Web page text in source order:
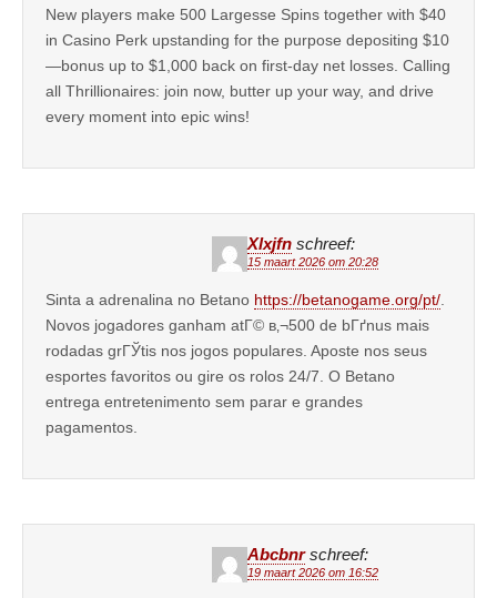
New players make 500 Largesse Spins together with $40
in Casino Perk upstanding for the purpose depositing $10
—bonus up to $1,000 back on first-day net losses. Calling
all Thrillionaires: join now, butter up your way, and drive
every moment into epic wins!
Xlxjfn schreef:
15 maart 2026 om 20:28
Sinta a adrenalina no Betano https://betanogame.org/pt/.
Novos jogadores ganham atГ© в‚¬500 de bГґnus mais
rodadas grГЎtis nos jogos populares. Aposte nos seus
esportes favoritos ou gire os rolos 24/7. O Betano
entrega entretenimento sem parar e grandes
pagamentos.
Abcbnr schreef:
19 maart 2026 om 16:52